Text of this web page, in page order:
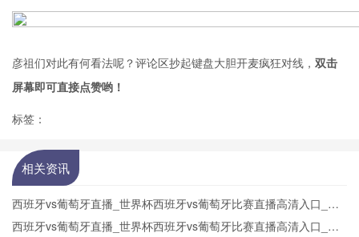
彦祖们对此有何看法呢？评论区抄起键盘大胆开麦疯狂对线， 双击
屏幕即可直接点赞哟！
标签：
相关资讯
西班牙vs葡萄牙直播_世界杯西班牙vs葡萄牙比赛直播高清入口_西
班牙vs葡萄牙预测分析直播
西班牙vs葡萄牙直播_世界杯西班牙vs葡萄牙比赛直播高清入口_西